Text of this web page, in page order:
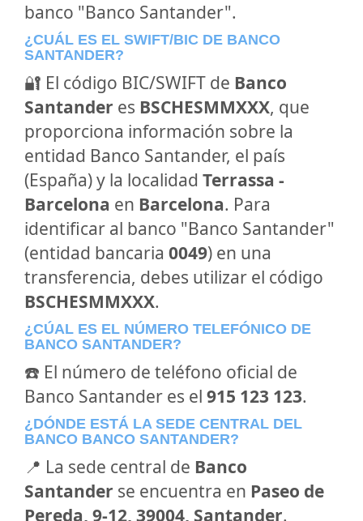
banco "Banco Santander".
¿CUÁL ES EL SWIFT/BIC DE BANCO
SANTANDER?
🔐 El código BIC/SWIFT de Banco
Santander es BSCHESMMXXX, que
proporciona información sobre la
entidad Banco Santander, el país
(España) y la localidad Terrassa -
Barcelona en Barcelona. Para
identificar al banco "Banco Santander"
(entidad bancaria 0049) en una
transferencia, debes utilizar el código
BSCHESMMXXX.
¿CÚAL ES EL NÚMERO TELEFÓNICO DE
BANCO SANTANDER?
☎️ El número de teléfono oficial de
Banco Santander es el 915 123 123.
¿DÓNDE ESTÁ LA SEDE CENTRAL DEL
BANCO BANCO SANTANDER?
📍 La sede central de Banco
Santander se encuentra en Paseo de
Pereda, 9-12, 39004, Santander.